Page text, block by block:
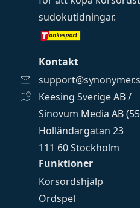
Funktioner
Korsordshjälp
Ordspel
sudokutidningar.
Kontakt
Keesing Sverige AB /
Sinovum Media AB
Holländargatan 23
111 60 Stockholm